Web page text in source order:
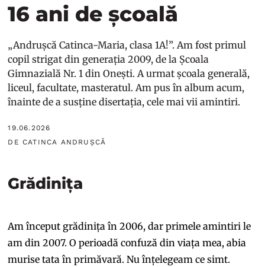
16 ani de școală
„Andrușcă Catinca-Maria, clasa 1A!”. Am fost primul
copil strigat din generația 2009, de la Școala
Gimnazială Nr. 1 din Onești. A urmat școala generală,
liceul, facultate, masteratul. Am pus în album acum,
înainte de a susține disertația, cele mai vii amintiri.
19.06.2026
DE CATINCA ANDRUȘCĂ
Grădinița
Am început grădinița în 2006, dar primele amintiri le
am din 2007. O perioadă confuză din viața mea, abia
murise tata în primăvară. Nu înțelegeam ce simt.